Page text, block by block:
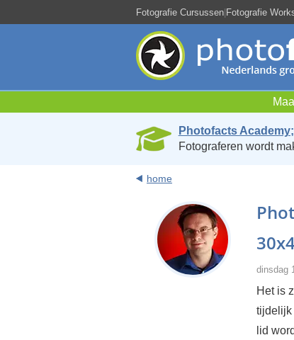
Fotografie Cursussen|Fotografie
Photofacts
Fotograferen wordt
home
dinsdag
Het is
tijdelijk
lid